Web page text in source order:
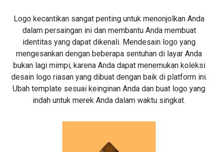
Logo kecantikan sangat penting untuk menonjolkan Anda
dalam persaingan ini dan membantu Anda membuat
identitas yang dapat dikenali. Mendesain logo yang
mengesankan dengan beberapa sentuhan di layar Anda
bukan lagi mimpi, karena Anda dapat menemukan koleksi
desain logo riasan yang dibuat dengan baik di platform ini.
Ubah template sesuai keinginan Anda dan buat logo yang
indah untuk merek Anda dalam waktu singkat.